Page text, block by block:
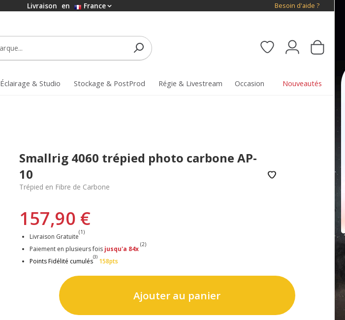
Livraison en France Besoin d'aide ?
Éclairage & Studio Stockage & PostProd Régie & Livestream Occasion Nouveautés
Smallrig 4060 trépied photo carbone AP-
10
Trépied en Fibre de Carbone
157,90 €
Livraison Gratuite
(1)
Paiement en plusieurs fois jusqu'a 84x
(2)
Points Fidélité cumulés
(3)
158pts
Ajouter au panier